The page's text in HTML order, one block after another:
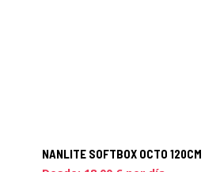
NANLITE SOFTBOX OCTO 120CM